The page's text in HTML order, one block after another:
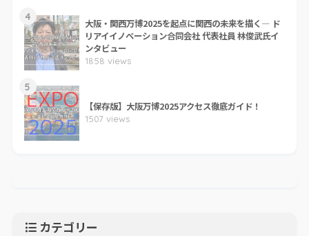
4
大阪・関西万博2025を起点に関西の未来を描く― ド
リアイイノベーション合同会社 代表社員 林俊武氏イ
ンタビュー
1858 views
5
【保存版】大阪万博2025アクセス徹底ガイド！
1507 views
カテゴリー